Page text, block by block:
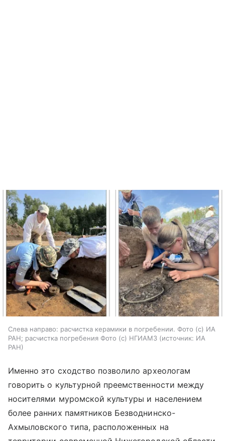
Слева направо: расчистка керамики в погребении. Фото (с) ИА
РАН; расчистка погребения Фото (с) НГИАМЗ
источник: ИА
РАН
Именно это сходство позволило археологам
говорить о культурной преемственности между
носителями муромской культуры и населением
более ранних памятников Безводнинско-
Ахмыловского типа, расположенных на